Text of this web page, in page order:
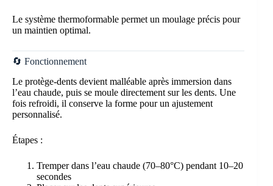
Le système thermoformable permet un moulage précis pour
un maintien optimal.
🔄 Fonctionnement
Le protège-dents devient malléable après immersion dans
l’eau chaude, puis se moule directement sur les dents. Une
fois refroidi, il conserve la forme pour un ajustement
personnalisé.
Étapes :
Tremper dans l’eau chaude (70–80°C) pendant 10–20
secondes